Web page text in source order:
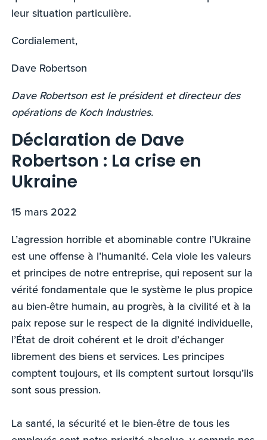
leur situation particulière.
Cordialement,
Dave Robertson
Dave Robertson est le président et directeur des
opérations de Koch Industries.
Déclaration de Dave
Robertson : La crise en
Ukraine
15 mars 2022
L’agression horrible et abominable contre l’Ukraine
est une offense à l’humanité. Cela viole les valeurs
et principes de notre entreprise, qui reposent sur la
vérité fondamentale que le système le plus propice
au bien-être humain, au progrès, à la civilité et à la
paix repose sur le respect de la dignité individuelle,
l’État de droit cohérent et le droit d’échanger
librement des biens et services. Les principes
comptent toujours, et ils comptent surtout lorsqu’ils
sont sous pression.
La santé, la sécurité et le bien-être de tous les